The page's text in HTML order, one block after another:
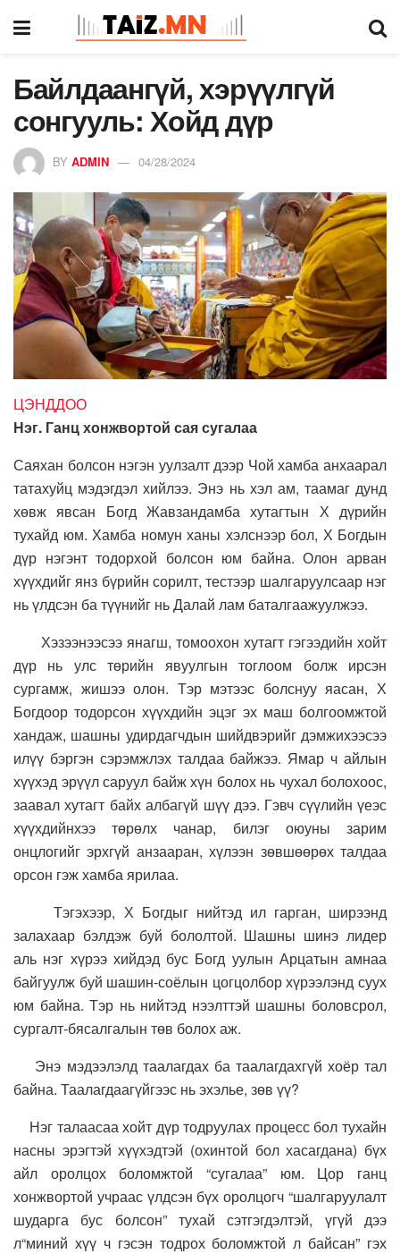
Байлдаангүй, хэрүүлгүй
сонгууль: Хойд дүр
BY ADMIN 04/28/2024
ЦЭНДДОО
Нэг. Ганц хонжвортой сая сугалаа
Саяхан болсон нэгэн уулзалт дээр Чой хамба анхаарал
татахуйц мэдэгдэл хийлээ. Энэ нь хэл ам, таамаг дунд
хөвж явсан Богд Жавзандамба хутагтын Х дүрийн
тухайд юм. Хамба номун ханы хэлснээр бол, Х Богдын
дүр нэгэнт тодорхой болсон юм байна. Олон арван
хүүхдийг янз бүрийн сорилт, тестээр шалгаруулсаар нэг
нь үлдсэн ба түүнийг нь Далай лам баталгаажуулжээ.
Хэзээнээсээ янагш, томоохон хутагт гэгээдийн хойт
дүр нь улс төрийн явуулгын тоглоом болж ирсэн
сургамж, жишээ олон. Тэр мэтээс болснуу яасан, Х
Богдоор тодорсон хүүхдийн эцэг эх маш болгоомжтой
хандаж, шашны удирдагчдын шийдвэрийг дэмжихээсээ
илүү бэргэн сэрэмжлэх талдаа байжээ. Ямар ч айлын
хүүхэд эрүүл саруул байж хүн болох нь чухал болохоос,
заавал хутагт байх албагүй шүү дээ. Гэвч сүүлийн үеэс
хүүхдийнхээ төрөлх чанар, билэг оюуны зарим
онцлогийг эрхгүй анзааран, хүлээн зөвшөөрөх талдаа
орсон гэж хамба ярилаа.
Тэгэхээр, Х Богдыг нийтэд ил гарган, ширээнд
залахаар бэлдэж буй бололтой. Шашны шинэ лидер
аль нэг хүрээ хийдэд бус Богд уулын Арцатын амнаа
байгуулж буй шашин-соёлын цогцолбор хүрээлэнд суух
юм байна. Тэр нь нийтэд нээлттэй шашны боловсрол,
сургалт-бясалгалын төв болох аж.
Энэ мэдээлэлд таалагдах ба таалагдахгүй хоёр тал
байна. Таалагдаагүйгээс нь эхэлье, зөв үү?
Нэг талаасаа хойт дүр тодруулах процесс бол тухайн
насны эрэгтэй хүүхэдтэй (охинтой бол хасагдана) бүх
айл оролцох боломжтой “сугалаа” юм. Цор ганц
хонжвортой учраас үлдсэн бүх оролцогч “шалгаруулалт
шударга бус болсон” тухай сэтгэгдэлтэй, үгүй дээ
л“миний хүү ч гэсэн тодрох боломжтой л байсан” гэх